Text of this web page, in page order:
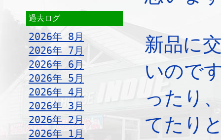
過去ログ
2026年 8月
2026年 7月
2026年 6月
2026年 5月
2026年 4月
2026年 3月
2026年 2月
2026年 1月
新品に
いので
ったり
てたり